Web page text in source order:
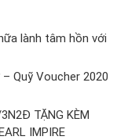
lành tâm hồn với
Quỹ Voucher 2020
TẶNG KÈM
IMPIRE